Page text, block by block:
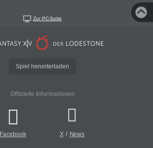
Zur PC-Seite
Spiel herunterladen
Offizielle Informationen
Facebook X/ News